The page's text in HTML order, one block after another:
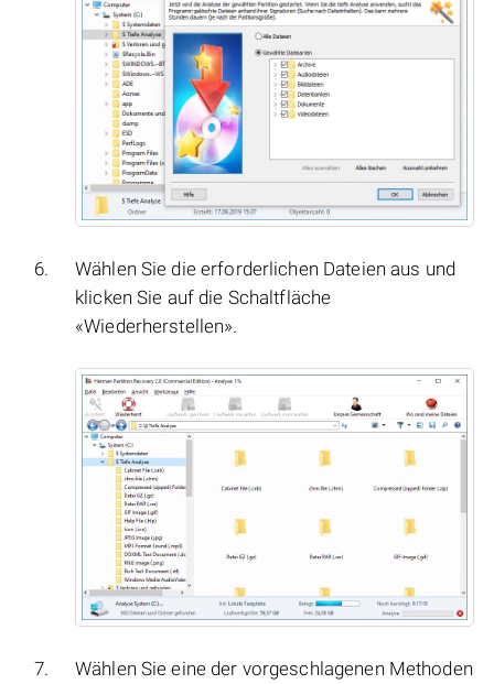
Wählen Sie die erforderlichen Dateien aus und
klicken Sie auf die Schaltfläche
«Wiederherstellen».
Wählen Sie eine der vorgeschlagenen Methoden